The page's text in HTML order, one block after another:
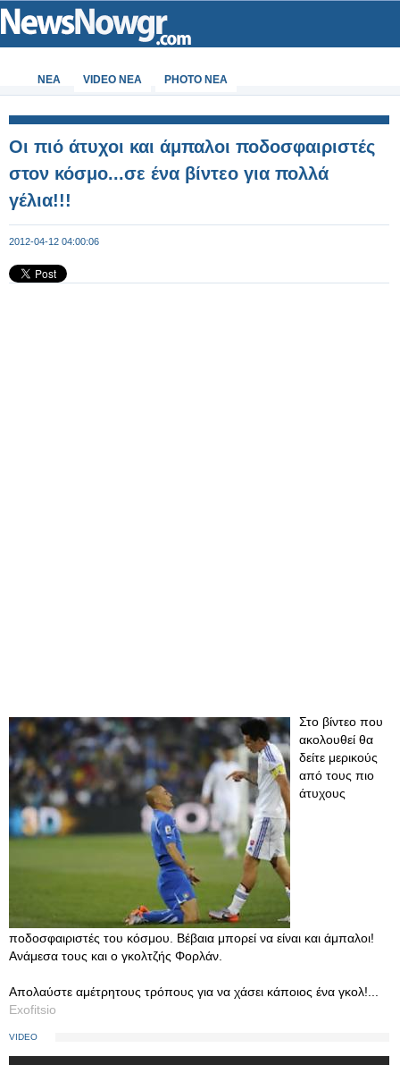
ΝΕΑ VIDEO NEA PHOTO NEA
Oι πιό άτυχοι και άμπαλοι ποδοσφαιριστές
στον κόσμο...σε ένα βίντεο για πολλά
γέλια!!!
2012-04-12 04:00:06
Στο βίντεο που
ακολουθεί θα
δείτε μερικούς
από τους πιο
άτυχους
ποδοσφαιριστές του κόσμου. Βέβαια μπορεί να είναι και άμπαλοι!
Ανάμεσα τους και ο γκολτζής Φορλάν.
Απολαύστε αμέτρητους τρόπους για να χάσει κάποιος ένα γκολ!...
Exofitsio
VIDEO